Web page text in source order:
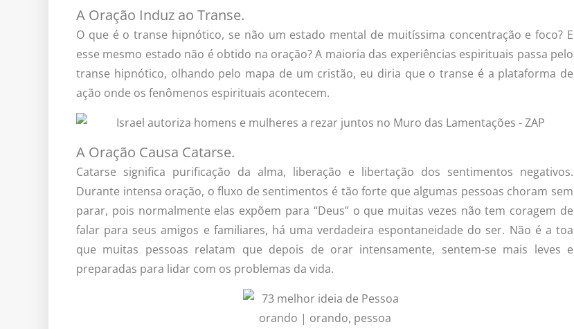
A Oração Induz ao Transe.
O que é o transe hipnótico, se não um estado mental de muitíssima concentração e foco? E
esse mesmo estado não é obtido na oração? A maioria das experiências espirituais passa pelo
transe hipnótico, olhando pelo mapa de um cristão, eu diria que o transe é a plataforma de
ação onde os fenômenos espirituais acontecem.
A Oração Causa Catarse.
Catarse significa purificação da alma, liberação e libertação dos sentimentos negativos.
Durante intensa oração, o fluxo de sentimentos é tão forte que algumas pessoas choram sem
parar, pois normalmente elas expõem para “Deus” o que muitas vezes não tem coragem de
falar para seus amigos e familiares, há uma verdadeira espontaneidade do ser. Não é a toa
que muitas pessoas relatam que depois de orar intensamente, sentem-se mais leves e
preparadas para lidar com os problemas da vida.